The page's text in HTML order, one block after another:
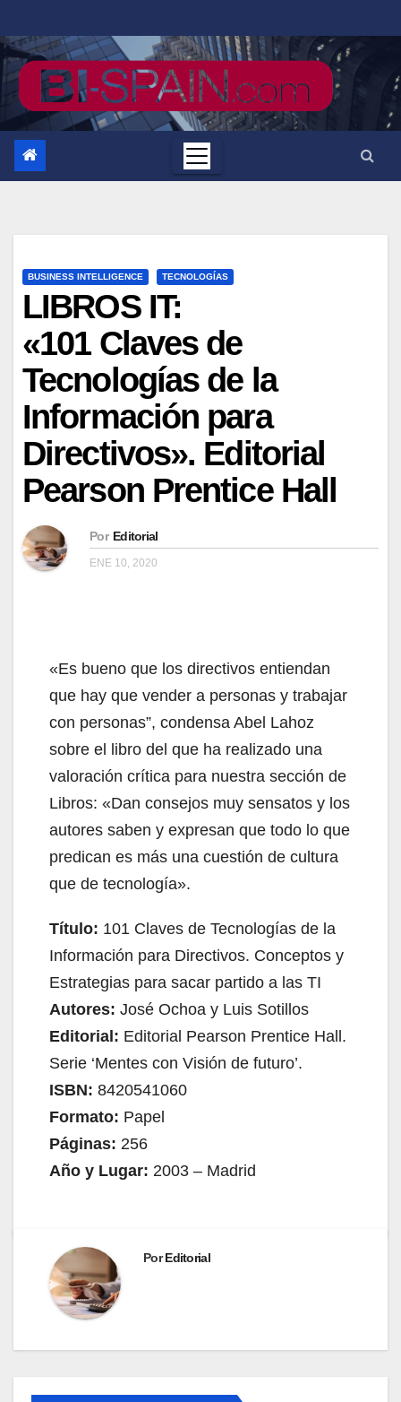
al
contenido
BUSINESS INTELLIGENCE TECNOLOGÍAS
LIBROS IT:
«101 Claves de
Tecnologías de la
Información para
Directivos». Editorial
Pearson Prentice Hall
Por Editorial
ENE 10, 2020
«Es bueno que los directivos entiendan
que hay que vender a personas y trabajar
con personas”, condensa Abel Lahoz
sobre el libro del que ha realizado una
valoración crítica para nuestra sección de
Libros: «Dan consejos muy sensatos y los
autores saben y expresan que todo lo que
predican es más una cuestión de cultura
que de tecnología».
Título: 101 Claves de Tecnologías de la
Información para Directivos. Conceptos y
Estrategias para sacar partido a las TI
Autores: José Ochoa y Luis Sotillos
Editorial: Editorial Pearson Prentice Hall.
Serie ‘Mentes con Visión de futuro’.
ISBN: 8420541060
Formato: Papel
Páginas: 256
Año y Lugar: 2003 – Madrid
PorEditorial